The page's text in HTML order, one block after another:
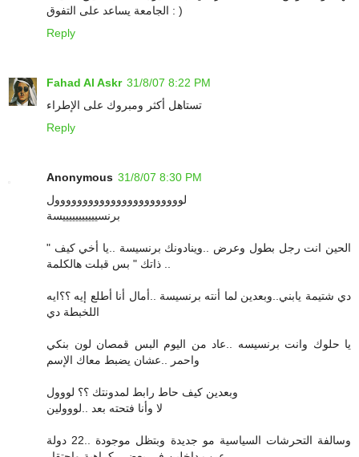
الجامعة يساعد على التفوق : )
Reply
Fahad Al Askr 31/8/07 8:22 PM
تستاهل أكثر ومبروك على الإطراء
Reply
Anonymous 31/8/07 8:30 PM
لووووووووووووووووووووووول
برنسيييييييييييسة
الحين انت رجل بطول وعرض ..وينادونك برنسيسة ..يا أخي كيف "
دي شتيمة يابني..وبعدين لما أنته برنسيسة ..أمال أنا أطلع إيه ؟؟ايه
اللخبطة دي
يا حلوك وانت برنسيسه ..عاد من اليوم البس قمصان لون بنكي
واحمر ..عشان يضبط معاك الإسم
وبعدين كيف حاط رابط لمدونتك ؟؟ لووول
لا وأنا فتحته بعد ..لووولين
وسالفة التحرشات السياسية مو جديدة وبتظل موجودة ..22 دولة